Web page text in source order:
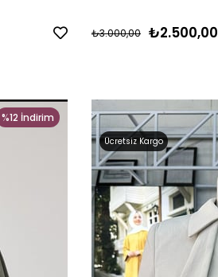
₺2.500,00
₺3.000,00
%12 İndirim
Ücretsiz Kargo